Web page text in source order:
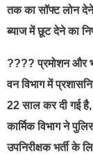
तक का सॉफ्ट लोन
ब्याज में छूट देने का
???? प्रमोशन और
वन विभाग में
22 साल कर दी गई
कार्मिक विभाग ने
उपनिरीक्षक भर्ती के